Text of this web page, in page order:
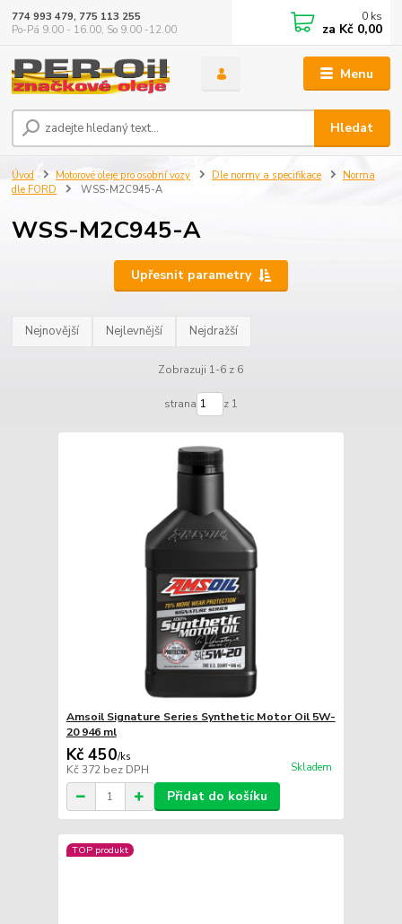
Menu
Hledat
774 993 479, 775 113 255
Po-Pá 9.00 - 16.00, So 9.00 -12.00
0 ks
za Kč 0,00
Úvod Motorové oleje pro osobní vozy Dle normy a specifikace
Norma
dle FORD
WSS-M2C945-A
WSS-M2C945-A
Upřesnit parametry
Nejnovější Nejlevnější Nejdražší
Zobrazuji 1-6 z 6
strana z 1
Amsoil Signature Series Synthetic Motor Oil 5W-
20 946 ml
Kč 450/ks
Kč 372 bez DPH Skladem
Přidat do košíku
TOP produkt